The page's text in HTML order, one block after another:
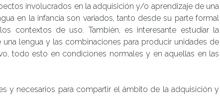
involucrados en la adquisición y/o aprendizaje de una
en la infancia son variados, tanto desde su parte formal
contextos de uso. También, es interesante estudiar la
lengua y las combinaciones para producir unidades de
todo esto en condiciones normales y en aquellas en las
y necesarios para compartir el ámbito de la adquisición y